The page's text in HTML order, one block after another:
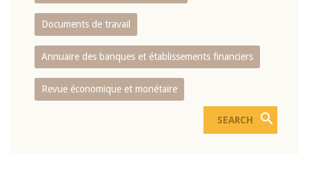
Documents de travail
Annuaire des banques et établissements financiers
Revue économique et monétaire